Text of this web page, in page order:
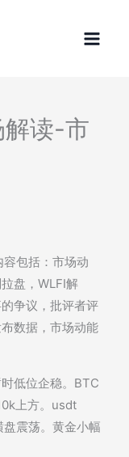
读-市
包括：市场动
盘，WLFI解
争议，批评者评
数据，市场动能
低位企稳。BTC
上方。usdt
震荡。黄金小幅